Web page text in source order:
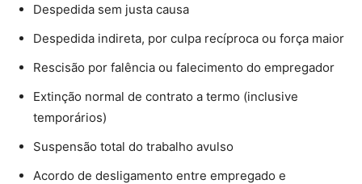
Despedida sem justa causa
Despedida indireta, por culpa recíproca ou força maior
Rescisão por falência ou falecimento do empregador
Extinção normal de contrato a termo (inclusive
temporários)
Suspensão total do trabalho avulso
Acordo de desligamento entre empregado e